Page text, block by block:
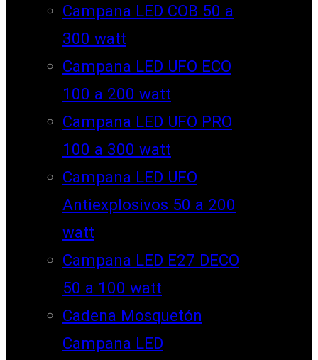
Campana LED COB 50 a
300 watt
Campana LED UFO ECO
100 a 200 watt
Campana LED UFO PRO
100 a 300 watt
Campana LED UFO
Antiexplosivos 50 a 200
watt
Campana LED E27 DECO
50 a 100 watt
Cadena Mosquetón
Campana LED